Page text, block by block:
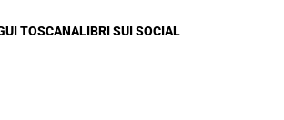
TOSCANALIBRI SUI SOCIAL